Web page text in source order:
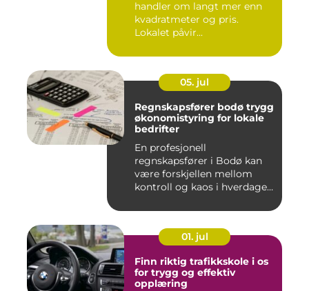
handler om langt mer enn
kvadratmeter og pris.
Lokalet påvir...
05. jul
Regnskapsfører bodø trygg
økonomistyring for lokale
bedrifter
En profesjonell
regnskapsfører i Bodø kan
være forskjellen mellom
kontroll og kaos i hverdagen.
01. jul
Finn riktig trafikkskole i os
for trygg og effektiv
opplæring